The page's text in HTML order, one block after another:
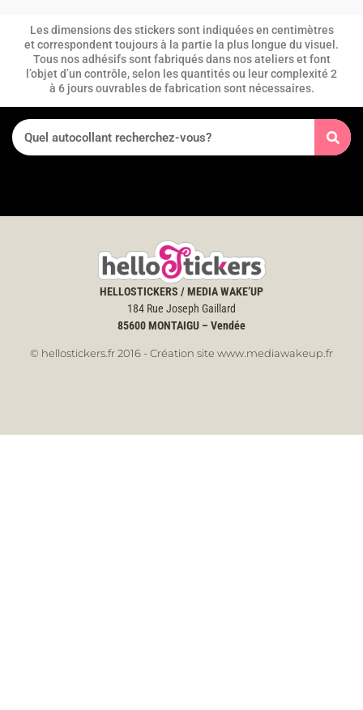
Les dimensions des stickers sont indiquées en centimètres
et correspondent toujours à la partie la plus longue du visuel.
Tous nos adhésifs sont fabriqués dans nos ateliers et font
l’objet d’un contrôle, selon les quantités ou leur complexité 2
à 6 jours ouvrables de fabrication sont nécessaires.
HELLOSTICKERS / MEDIA WAKE’UP
184 Rue Joseph Gaillard
85600MONTAIGU – Vendée
© hellostickers.fr 2016 - Création site www.mediawakeup.fr